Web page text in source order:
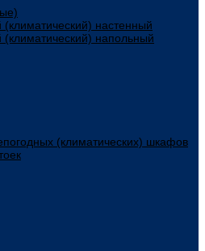
настенный
напольный
(климатических) шкафов